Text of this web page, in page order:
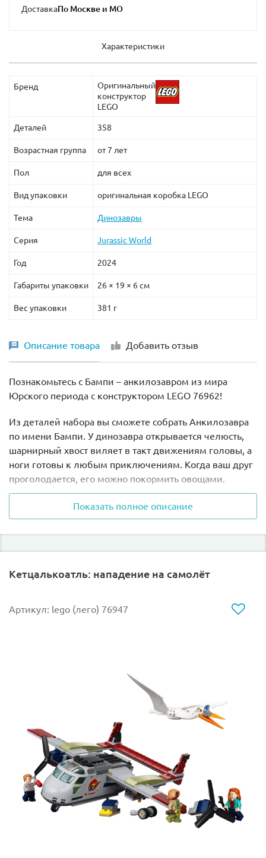
Доставка
Характеристики
Бренд
Оригинальный
конструктор
LEGO
Деталей 358
Возрастная группа от 7 лет
Пол для всех
Вид упаковки оригинальная коробка LEGO
Тема Динозавры
Серия Jurassic World
Год 2024
Габариты упаковки 26 × 19 × 6 см
Вес упаковки 381 г
Описание товара Добавить отзыв
Познакомьтесь с Бампи – анкилозавром из мира
Юрского периода с конструктором LEGO 76962!
Из деталей набора вы сможете собрать Анкилозавра
по имени Бампи. У динозавра открывается челюсть,
шарнирный хвост виляет в такт движениям головы, а
ноги готовы к любым приключениям. Когда ваш друг
проголодается, его можно покормить овощами.
После сборки начинается самое интересное – игра.
Бампи готов исследовать джунгли, укрываться от
хищников и искать пищу. Это отличный способ узнать
Не упустите шанс отправиться в увлекательное
Показать полное описание
Кетцалькоатль: нападение на самолёт
Артикул: lego (лего) 76947